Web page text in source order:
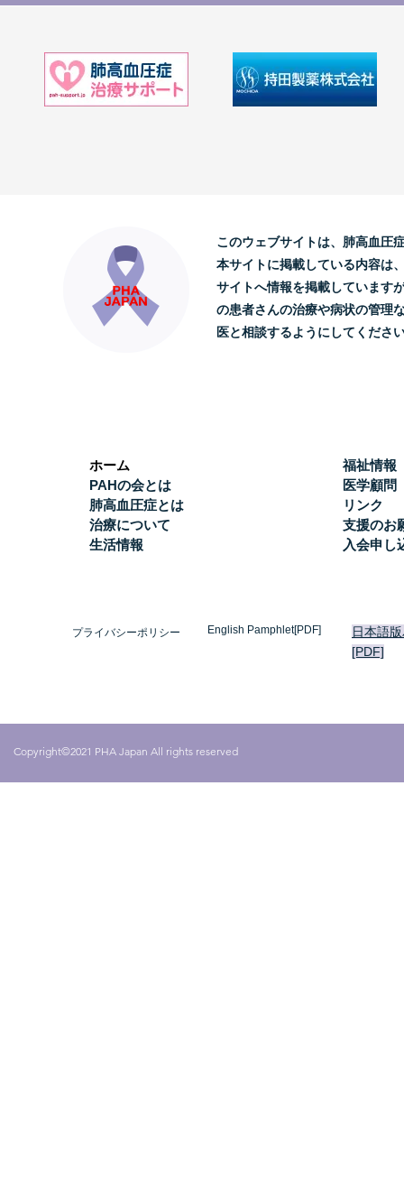
このウェブサイトは、肺高血圧
本サイトに掲載している内容は
サイトへ情報を掲載しています
の患者さんの治療や病状の管理
医と相談するようにしてくださ
ホーム
PAHの会とは
肺高血圧症とは
治療について
生活情報
福祉情報
医学顧問
リンク
支援のお
入会申し
プライバシーポリシー English Pamphlet[PDF]
日本語
[PDF]
Copyright©2021 PHA Japan All rights reserved